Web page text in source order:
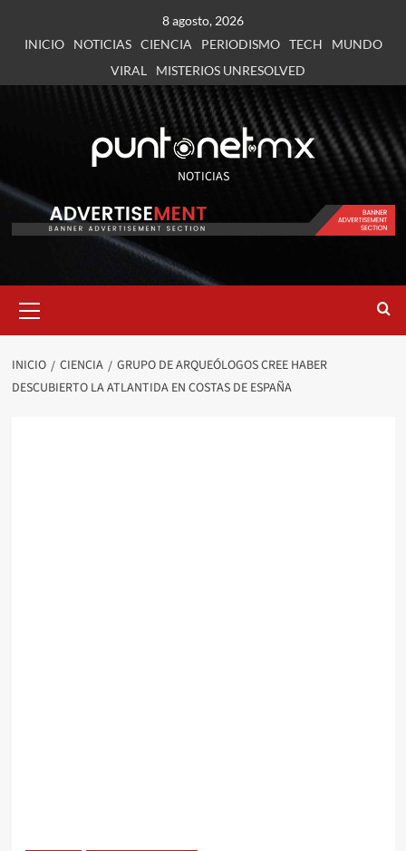
8 agosto, 2026
INICIO
NOTICIAS CIENCIA PERIODISMO TECH
MUNDO
VIRAL
MISTERIOS UNRESOLVED
NOTICIAS
INICIO CIENCIA
GRUPO DE ARQUEÓLOGOS CREE HABER
DESCUBIERTO LA ATLANTIDA EN COSTAS DE ESPAÑA